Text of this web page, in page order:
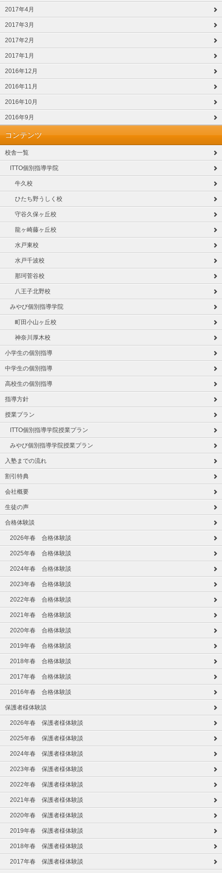
2017年4月
2017年3月
2017年2月
2017年1月
2016年12月
2016年11月
2016年10月
2016年9月
コンテンツ
校舎一覧
ITTO個別指導学院
牛久校
ひたち野うしく校
守谷久保ヶ丘校
龍ヶ崎藤ヶ丘校
水戸東校
水戸千波校
那珂菅谷校
八王子北野校
みやび個別指導学院
町田小山ヶ丘校
神奈川厚木校
小学生の個別指導
中学生の個別指導
高校生の個別指導
指導方針
授業プラン
ITTO個別指導学院授業プラン
みやび個別指導学院授業プラン
入塾までの流れ
割引特典
会社概要
生徒の声
合格体験談
2026年春 合格体験談
2025年春 合格体験談
2024年春 合格体験談
2023年春 合格体験談
2022年春 合格体験談
2021年春 合格体験談
2020年春 合格体験談
2019年春 合格体験談
2018年春 合格体験談
2017年春 合格体験談
2016年春 合格体験談
保護者様体験談
2026年春 保護者様体験談
2025年春 保護者様体験談
2024年春 保護者様体験談
2023年春 保護者様体験談
2022年春 保護者様体験談
2021年春 保護者様体験談
2020年春 保護者様体験談
2019年春 保護者様体験談
2018年春 保護者様体験談
2017年春 保護者様体験談